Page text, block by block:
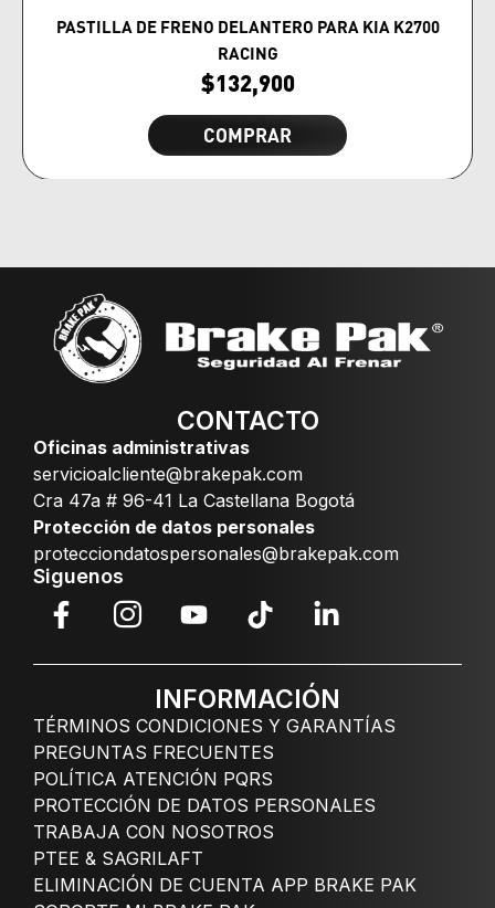
PASTILLA DE FRENO DELANTERO PARA KIA K2700
RACING
$132,900
COMPRAR
CONTACTO
Oficinas administrativas
servicioalcliente@brakepak.com
Cra 47a # 96-41 La Castellana Bogotá
Protección de datos personales
protecciondatospersonales@brakepak.com
Siguenos
INFORMACIÓN
TÉRMINOS CONDICIONES Y GARANTÍAS
PREGUNTAS FRECUENTES
POLÍTICA ATENCIÓN PQRS
PROTECCIÓN DE DATOS PERSONALES
TRABAJA CON NOSOTROS
PTEE & SAGRILAFT
ELIMINACIÓN DE CUENTA APP BRAKE PAK